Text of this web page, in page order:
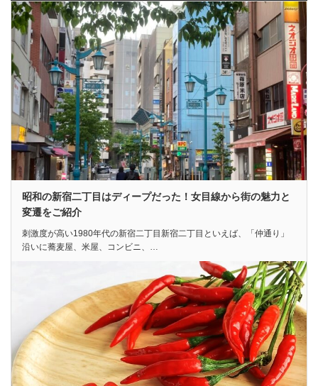
昭和の新宿二丁目はディープだった！女目線から街の魅力と
変遷をご紹介
刺激度が高い1980年代の新宿二丁目新宿二丁目といえば、「仲通り」
沿いに蕎麦屋、米屋、コンビニ、…